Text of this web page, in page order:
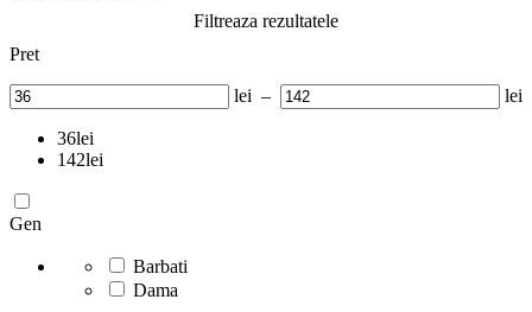
Filtreaza rezultatele
Pret
lei – lei
36lei
142lei
Gen
Barbati
Dama